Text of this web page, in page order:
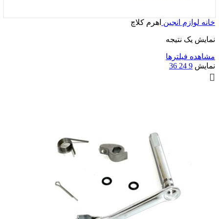
خانه لوازم انجین اهرم کلاچ
نمایش یک نتیجه
مشاهده فیلترها
نمایش 9
24
36